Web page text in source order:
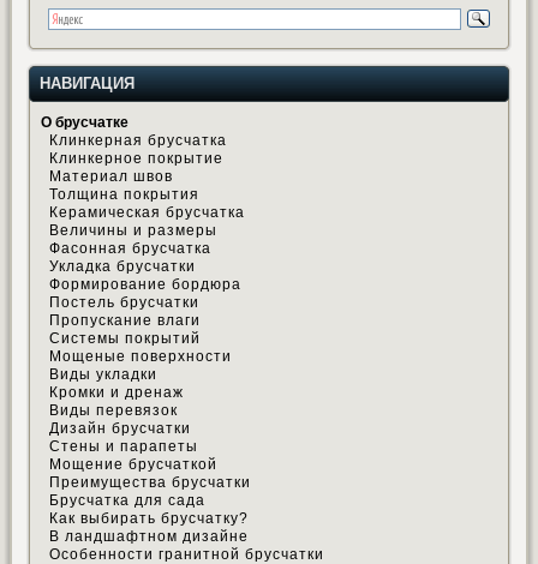
НАВИГАЦИЯ
О брусчатке
Клинкерная брусчатка
Клинкерное покрытие
Материал швов
Толщина покрытия
Керамическая брусчатка
Величины и размеры
Фасонная брусчатка
Укладка брусчатки
Формирование бордюра
Постель брусчатки
Пропускание влаги
Системы покрытий
Мощеные поверхности
Виды укладки
Кромки и дренаж
Виды перевязок
Дизайн брусчатки
Стены и парапеты
Мощение брусчаткой
Преимущества брусчатки
Брусчатка для сада
Как выбирать брусчатку?
В ландшафтном дизайне
Особенности гранитной брусчатки